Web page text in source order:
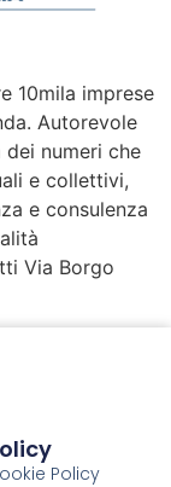
10mila imprese
Autorevole
numeri che
e collettivi,
e consulenza
Via Borgo
Policy